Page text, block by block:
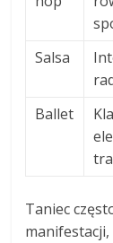
Salsa
Ballet
Taniec